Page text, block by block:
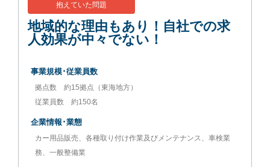
抱えていた問題
地域的な理由もあり！自社での求
人効果が中々でない！
事業規模･従業員数
拠点数 約15拠点（東海地方）
従業員数 約150名
企業情報･業態
カー用品販売、各種取り付け作業及びメンテナンス、車検業
務、一般整備業